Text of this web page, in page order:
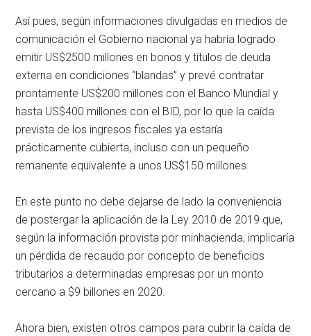
Así pues, según informaciones divulgadas en medios de
comunicación el Gobierno nacional ya habría logrado
emitir US$2500 millones en bonos y títulos de deuda
externa en condiciones “blandas” y prevé contratar
prontamente US$200 millones con el Banco Mundial y
hasta US$400 millones con el BID, por lo que la caída
prevista de los ingresos fiscales ya estaría
prácticamente cubierta, incluso con un pequeño
remanente equivalente a unos US$150 millones.
En este punto no debe dejarse de lado la conveniencia
de postergar la aplicación de la Ley 2010 de 2019 que,
según la información provista por minhacienda, implicaría
un pérdida de recaudo por concepto de beneficios
tributarios a determinadas empresas por un monto
cercano a $9 billones en 2020.
Ahora bien, existen otros campos para cubrir la caída de